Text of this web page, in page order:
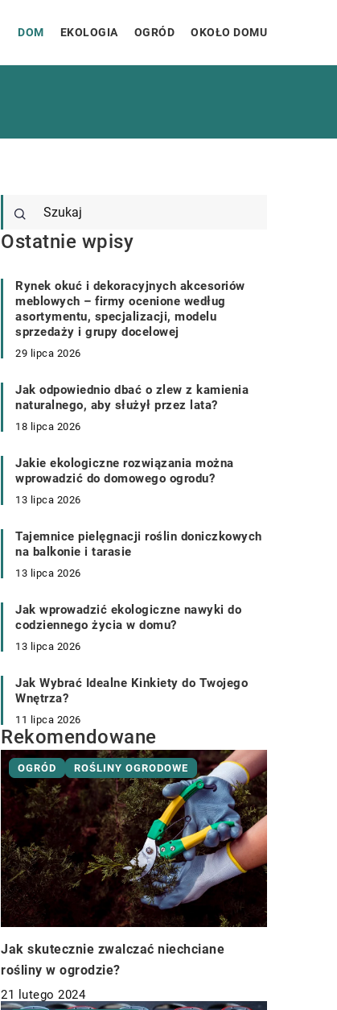
DOM EKOLOGIA OGRÓD OKOŁO DOMU
Ostatnie wpisy
Rynek okuć i dekoracyjnych akcesoriów
meblowych – firmy ocenione według
asortymentu, specjalizacji, modelu
sprzedaży i grupy docelowej
29 lipca 2026
Jak odpowiednio dbać o zlew z kamienia
naturalnego, aby służył przez lata?
18 lipca 2026
Jakie ekologiczne rozwiązania można
wprowadzić do domowego ogrodu?
13 lipca 2026
Tajemnice pielęgnacji roślin doniczkowych
na balkonie i tarasie
13 lipca 2026
Jak wprowadzić ekologiczne nawyki do
codziennego życia w domu?
13 lipca 2026
Jak Wybrać Idealne Kinkiety do Twojego
Wnętrza?
11 lipca 2026
Rekomendowane
OGRÓD ROŚLINY OGRODOWE
Jak skutecznie zwalczać niechciane
rośliny w ogrodzie?
21 lutego 2024